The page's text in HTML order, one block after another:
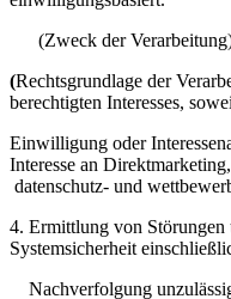
(Zweck der
(Rechtsgrundlage der
berechtigten Interesses,
Einwilligung oder
Interesse an
datenschutz- und
4. Ermittlung von
Systemsicherheit
Nachverfolgung